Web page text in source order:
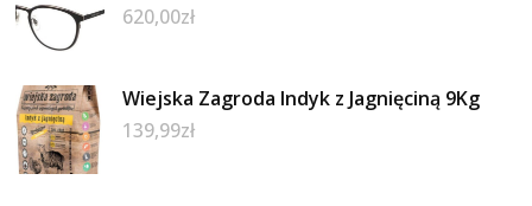
620,00zł
Wiejska Zagroda Indyk z Jagnięciną 9Kg
139,99zł